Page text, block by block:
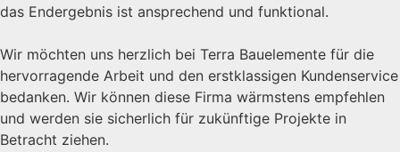
das Endergebnis ist ansprechend und funktional.
Wir möchten uns herzlich bei Terra Bauelemente für die
hervorragende Arbeit und den erstklassigen Kundenservice
bedanken. Wir können diese Firma wärmstens empfehlen
und werden sie sicherlich für zukünftige Projekte in
Betracht ziehen.